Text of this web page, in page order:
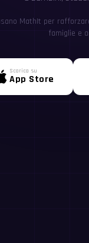
MathIt per
famiglie e
Scarica su
App Store